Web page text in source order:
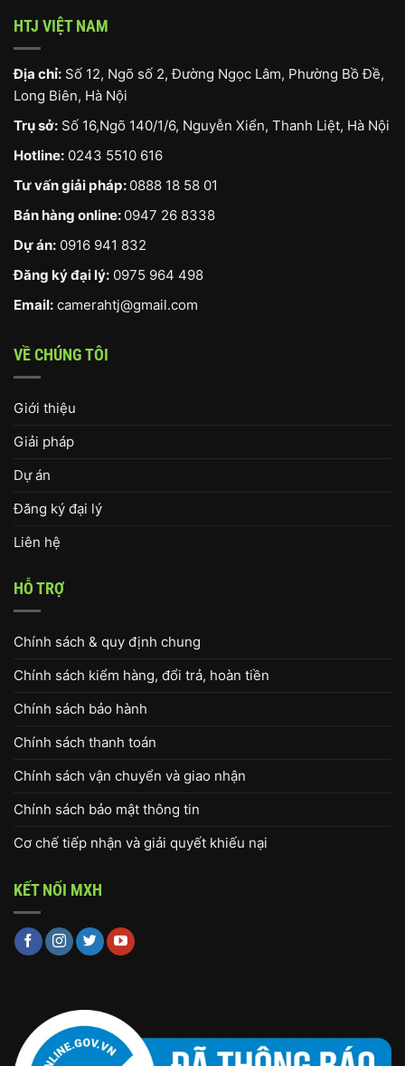
HTJ VIỆT NAM
Địa chỉ: Số 12, Ngõ số 2, Đường Ngọc Lâm, Phường Bồ Đề,
Long Biên, Hà Nội
Trụ sở: Số 16,Ngõ 140/1/6, Nguyễn Xiển, Thanh Liệt, Hà Nội
Hotline: 0243 5510 616
Tư vấn giải pháp: 0888 18 58 01
Bán hàng online: 0947 26 8338
Dự án: 0916 941 832
Đăng ký đại lý: 0975 964 498
Email: camerahtj@gmail.com
VỀ CHÚNG TÔI
Giới thiệu
Giải pháp
Dự án
Đăng ký đại lý
Liên hệ
HỖ TRỢ
Chính sách & quy định chung
Chính sách kiểm hàng, đổi trả, hoàn tiền
Chính sách bảo hành
Chính sách thanh toán
Chính sách vận chuyển và giao nhận
Chính sách bảo mật thông tin
Cơ chế tiếp nhận và giải quyết khiếu nại
KẾT NỐI MXH